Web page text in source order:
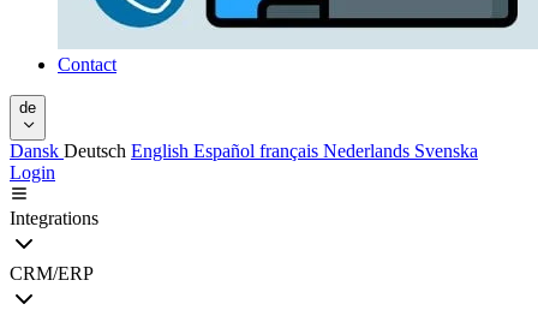
Contact
de
Dansk Deutsch English Español français Nederlands Svenska
Login
Integrations
CRM/ERP